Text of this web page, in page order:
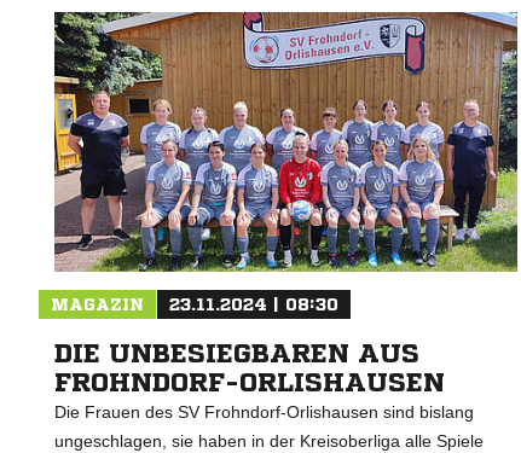
MAGAZIN 23.11.2024 | 08:30
DIE UNBESIEGBAREN AUS
FROHNDORF-ORLISHAUSEN
Die Frauen des SV Frohndorf-Orlishausen sind bislang
ungeschlagen, sie haben in der Kreisoberliga alle Spiele